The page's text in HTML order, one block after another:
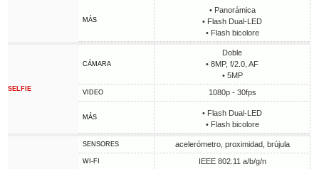
MÁS
• Panorámica
• Flash Dual-LED
• Flash bicolore
SELFIE
CÁMARA
Doble
• 8MP, f/2.0, AF
• 5MP
VIDEO 1080p - 30fps
MÁS
• Flash Dual-LED
• Flash bicolore
SENSORES acelerómetro, proximidad, brújula
WI-FI IEEE 802.11 a/b/g/n